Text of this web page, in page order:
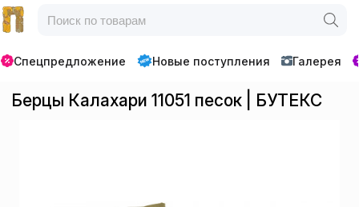
Спецпредложение Новые поступления Галерея
Берцы Калахари 11051 песок | БУТЕКС